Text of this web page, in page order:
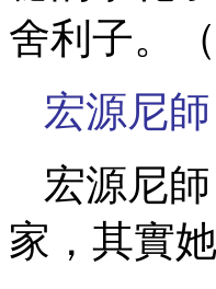
舍利子。
宏源尼師
宏源尼
家，其實